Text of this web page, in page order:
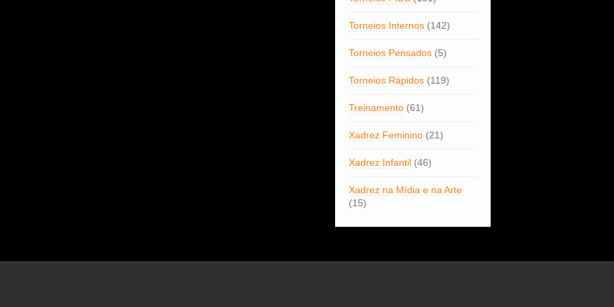
Torneios Internos(142)
Torneios Pensados(5)
Torneios Rápidos(119)
Treinamento(61)
Xadrez Feminino(21)
Xadrez Infantil(46)
Xadrez na Mídia e na Arte
(15)